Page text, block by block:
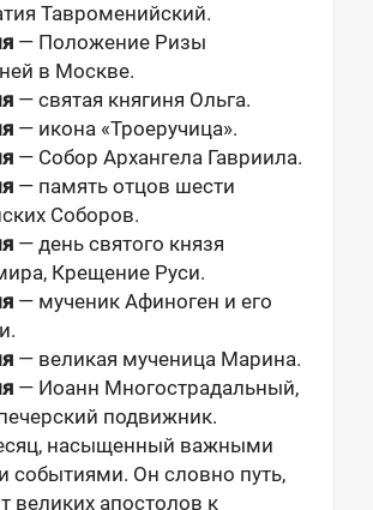
Тавроменийский.
— Положение Ризы
в Москве.
— святая княгиня Ольга.
— икона «Троеручица».
— Собор Архангела Гавриила.
— память отцов шести
Соборов.
— день святого князя
Крещение Руси.
— мученик Афиноген и его
— великая мученица Марина.
— Иоанн Многострадальный,
подвижник.
насыщенный важными
событиями. Он словно путь,
великих апостолов к